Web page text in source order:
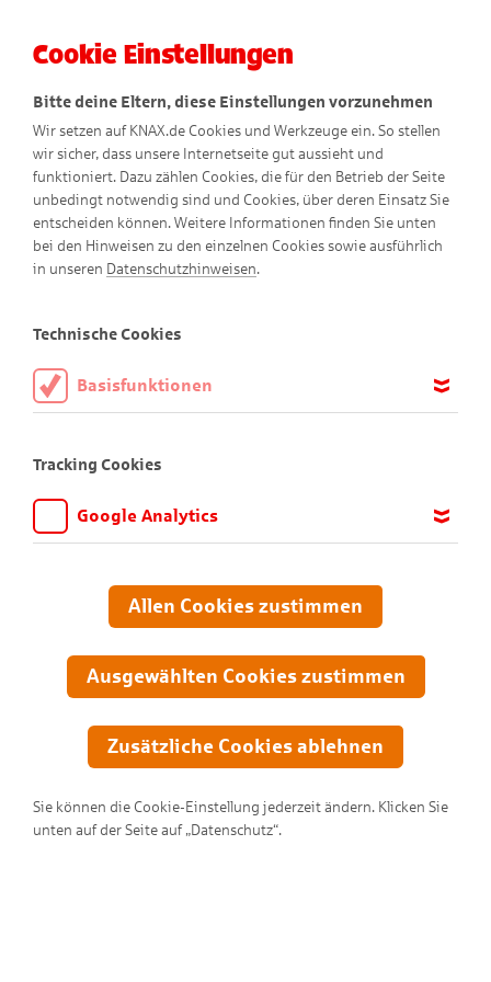
Das geheimnisvolle Tor
Cookie Einstellungen
Bitte deine Eltern, diese Einstellungen vorzunehmen
Wir setzen auf KNAX.de Cookies und Werkzeuge ein. So stellen
wir sicher, dass unsere Internetseite gut aussieht und
funktioniert. Dazu zählen Cookies, die für den Betrieb der Seite
unbedingt notwendig sind und Cookies, über deren Einsatz Sie
entscheiden können. Weitere Informationen finden Sie unten
bei den Hinweisen zu den einzelnen Cookies sowie ausführlich
in unseren Datenschutzhinweisen.
Technische Cookies
Basisfunktionen
aktiviert sein.
Tracking Cookies
Google Analytics
anpassen und verbessern können. Aus diesem Grund nutzen wir
Google Analytics. Dieses Werkzeug erfasst die Seitenaufrufe zu
Übertragung anonymisiert.
Allen Cookies zustimmen
Ausgewählten Cookies zustimmen
Zusätzliche Cookies ablehnen
Sie können die Cookie-Einstellung jederzeit ändern. Klicken Sie
unten auf der Seite auf „Datenschutz“.